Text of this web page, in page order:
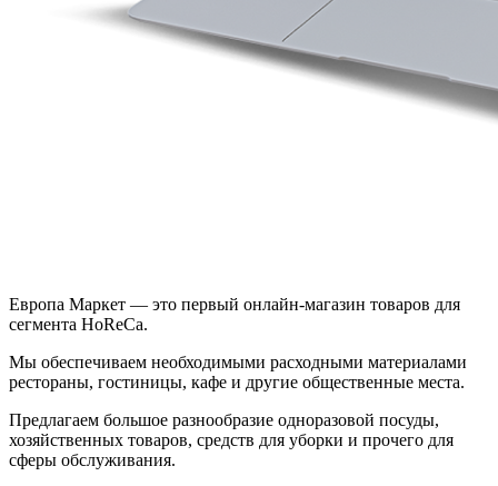
Европа Маркет — это первый онлайн-магазин товаров для
сегмента HoReCa.
Мы обеспечиваем необходимыми расходными материалами
рестораны, гостиницы, кафе и другие общественные места.
Предлагаем большое разнообразие одноразовой посуды,
хозяйственных товаров, средств для уборки и прочего для
сферы обслуживания.